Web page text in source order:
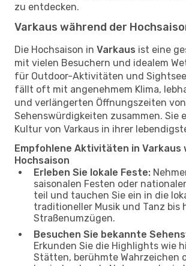
zu entdecken.
Varkaus während der
Die Hochsaison in Varkaus ist eine
mit vielen Besuchern und idealem
für Outdoor-Aktivitäten und
fällt oft mit angenehmem Klima,
und verlängerten Öffnungszeiten von
Sehenswürdigkeiten zusammen. Sie
Kultur von Varkaus in ihrer
Empfohlene Aktivitäten in Varkaus
Hochsaison
Erleben Sie lokale Feste:
saisonalen Festen oder
teil und tauchen Sie ein in die
traditioneller Musik und Tanz bis
Straßenumzügen.
Besuchen Sie bekannte
Erkunden Sie die Highlights wie
Stätten, berühmte Wahrzeichen